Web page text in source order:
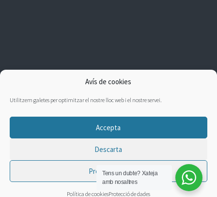
Avís de cookies
Utilitzem galetes per optimitzar el nostre lloc web i el nostre servei.
Accepta
Descarta
Preferències
Política de cookiesProtecció de dades
Tens un dubte? Xateja
amb nosaltres